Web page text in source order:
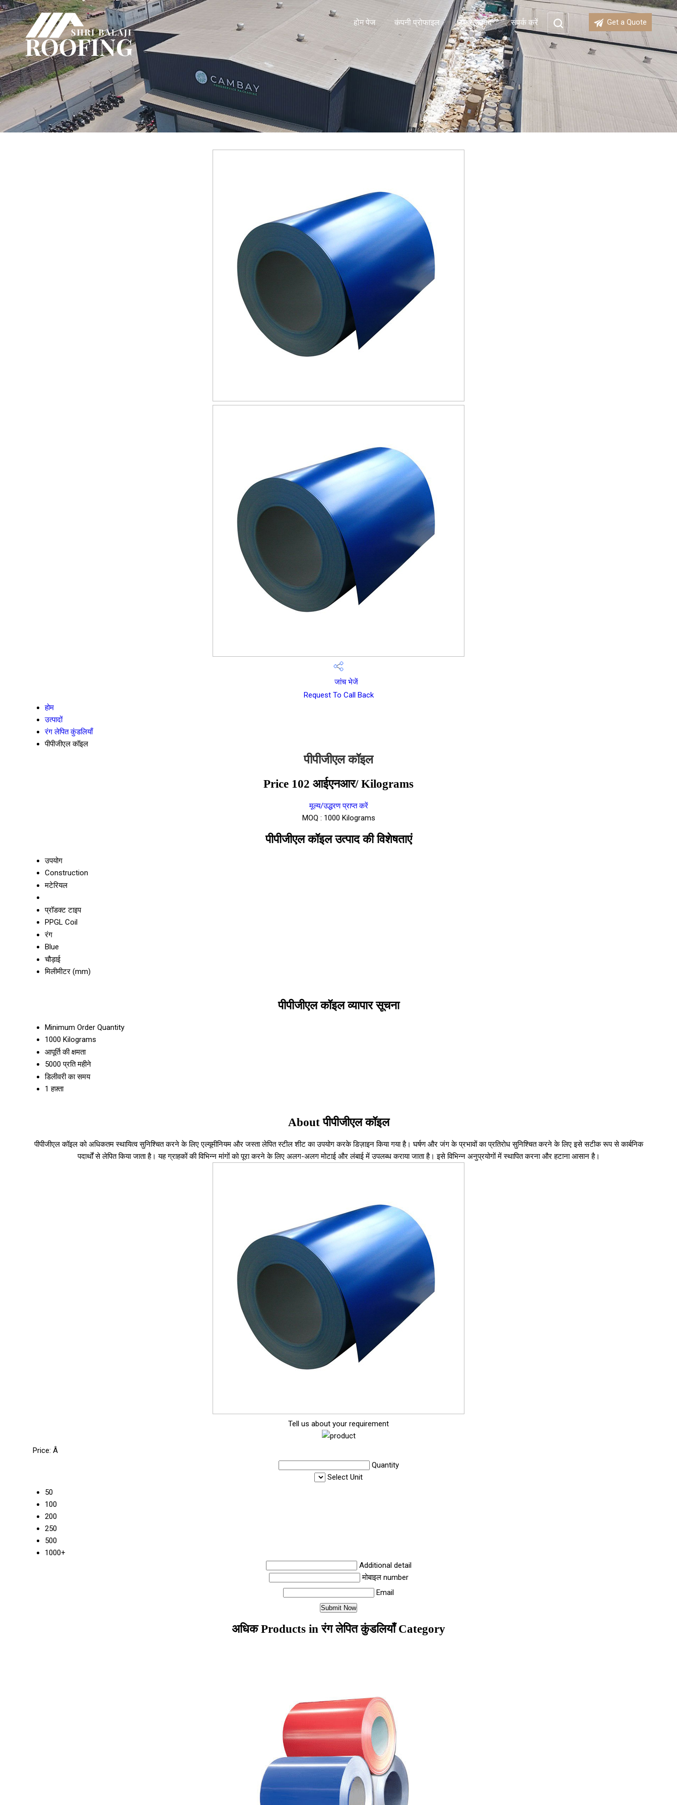
होम पेज कंपनी प्रोफाइल हमारे उत्पाद संपर्क करें Get a Quote
जांच भेजें
Request To Call Back
होम
उत्पादों
रंग लेपित कुंडलियाँ
पीपीजीएल कॉइल
पीपीजीएल कॉइल
Price 102 आईएनआर/ Kilograms
मूल्य/उद्धरण प्राप्त करें
MOQ : 1000 Kilograms
पीपीजीएल कॉइल उत्पाद की विशेषताएं
उपयोग
Construction
मटेरियल
प्रॉडक्ट टाइप
PPGL Coil
रंग
Blue
चौड़ाई
मिलीमीटर (mm)
पीपीजीएल कॉइल व्यापार सूचना
Minimum Order Quantity
1000 Kilograms
आपूर्ति की क्षमता
5000 प्रति महीने
डिलीवरी का समय
1 हफ़्ता
About पीपीजीएल कॉइल
पीपीजीएल कॉइल को अधिकतम स्थायित्व सुनिश्चित करने के लिए एल्यूमीनियम और जस्ता लेपित स्टील शीट का उपयोग करके डिज़ाइन किया गया है। घर्षण और जंग के प्रभावों का प्रतिरोध सुनिश्चित करने के लिए इसे सटीक रूप से कार्बनिक
पदार्थों से लेपित किया जाता है। यह ग्राहकों की विभिन्न मांगों को पूरा करने के लिए अलग-अलग मोटाई और लंबाई में उपलब्ध कराया जाता है। इसे विभिन्न अनुप्रयोगों में स्थापित करना और हटाना आसान है।
Tell us about your requirement
Price: Â
Quantity
Select Unit
50
100
200
250
500
1000+
Additional detail
मोबाइल number
Email
अधिक Products in रंग लेपित कुंडलियाँ Category